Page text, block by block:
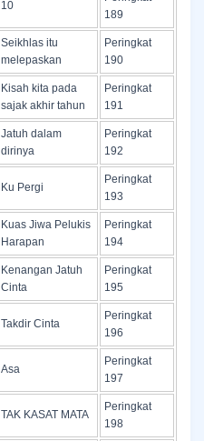
10
189
Seikhlas itu
melepaskan
Peringkat
190
Kisah kita pada
sajak akhir tahun
Peringkat
191
Jatuh dalam
dirinya
Peringkat
192
Ku Pergi
Peringkat
193
Kuas Jiwa Pelukis
Harapan
Peringkat
194
Kenangan Jatuh
Cinta
Peringkat
195
Takdir Cinta
Peringkat
196
Asa
Peringkat
197
TAK KASAT MATA
Peringkat
198